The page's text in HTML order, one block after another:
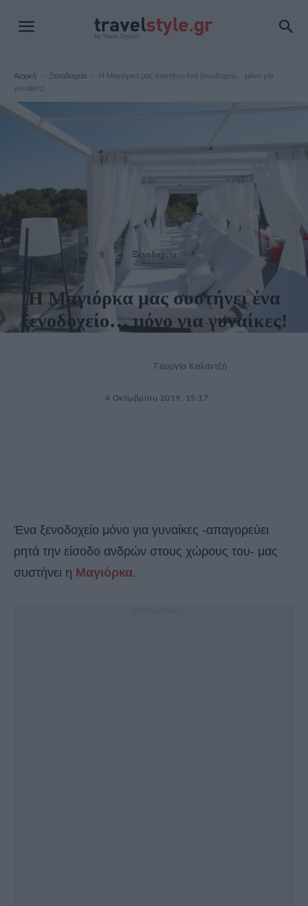
Αρχική Ξενοδοχεία
Η Μαγιόρκα μας συστήνει ένα ξενοδοχείο... μόνο για
γυναίκες!
Ξενοδοχεία
Η Μαγιόρκα μας συστήνει ένα
ξενοδοχείο… μόνο για γυναίκες!
Γεωργία Καλαντζή
4 Οκτωβρίου 2019, 15:17
Ένα ξενοδοχείο μόνο για γυναίκες -απαγορεύει
ρητά την είσοδο ανδρών στους χώρους του- μας
συστήνει η Μαγιόρκα.